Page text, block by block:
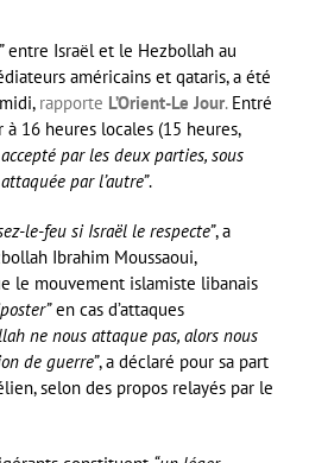
entre Israël et le Hezbollah au
américains et qataris, a été
rapporte L’Orient-Le Jour.Entré
16 heures locales (15 heures,
par les deux parties, sous
par l’autre”.
le-feu si Israël le respecte”, a
Ibrahim Moussaoui,
le mouvement islamiste libanais
en cas d’attaques
ne nous attaque pas, alors nous
de guerre”, a déclaré pour sa part
selon des propos relayés par le